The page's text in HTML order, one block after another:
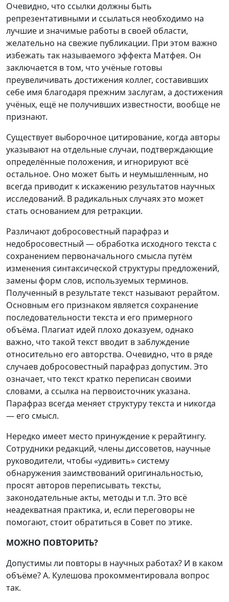
Очевидно, что ссылки должны быть
репрезентативными и ссылаться необходимо на
лучшие и значимые работы в своей области,
желательно на свежие публикации. При этом важно
избежать так называемого эффекта Матфея. Он
заключается в том, что учёные готовы
преувеличивать достижения коллег, составивших
себе имя благодаря прежним заслугам, а достижения
учёных, ещё не получивших известности, вообще не
признают.
Существует выборочное цитирование, когда авторы
указывают на отдельные случаи, подтверждающие
определённые положения, и игнорируют всё
остальное. Оно может быть и неумышленным, но
всегда приводит к искажению результатов научных
исследований. В радикальных случаях это может
стать основанием для ретракции.
Различают добросовестный парафраз и
недобросовестный — обработка исходного текста с
сохранением первоначального смысла путём
изменения синтаксической структуры предложений,
замены форм слов, используемых терминов.
Полученный в результате текст называют рерайтом.
Основным его признаком является сохранение
последовательности текста и его примерного
объёма. Плагиат идей плохо доказуем, однако
важно, что такой текст вводит в заблуждение
относительно его авторства. Очевидно, что в ряде
случаев добросовестный парафраз допустим. Это
означает, что текст кратко переписан своими
словами, а ссылка на первоисточник указана.
Парафраз всегда меняет структуру текста и никогда
— его смысл.
Нередко имеет место принуждение к рерайтингу.
Сотрудники редакций, члены диссоветов, научные
руководители, чтобы «удивить» систему
обнаружения заимствований оригинальностью,
просят авторов переписывать тексты,
законодательные акты, методы и т.п. Это всё
неадекватная практика, и, если переговоры не
помогают, стоит обратиться в Совет по этике.
МОЖНО ПОВТОРИТЬ?
Допустимы ли повторы в научных работах? И в каком
объёме? А. Кулешова прокомментировала вопрос
так.